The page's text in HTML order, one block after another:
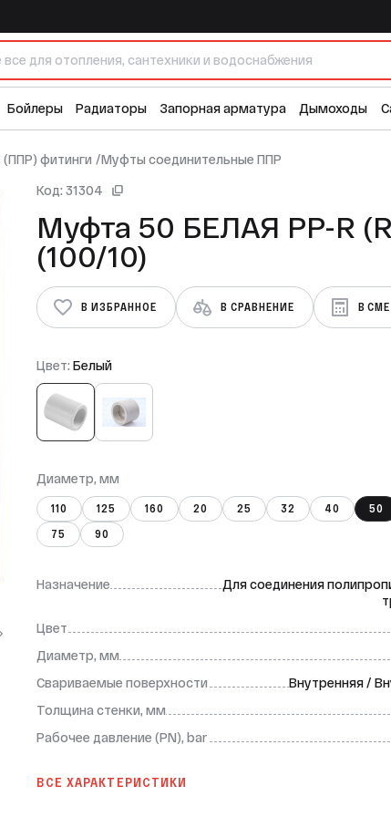
Бойлеры Радиаторы Запорная арматура Дымоходы
фитинги /Муфты соединительные ППР
Код: 31304
Муфта 50 БЕЛАЯ PP-R (RTP)
(100/10)
В ИЗБРАННОЕ В СРАВНЕНИЕ В
Цвет:Белый
Диаметр, мм
110 125 160 20 25 32 40 50
75
90
Назначение
Для соединения
Цвет
Диаметр, мм
Свариваемые поверхности
Внутренняя /
Толщина стенки, мм
Рабочее давление (PN), bar
ВСЕ ХАРАКТЕРИСТИКИ